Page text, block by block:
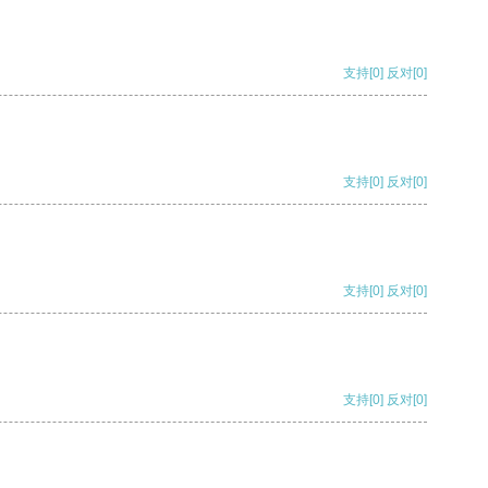
支持[0] 反对[0]
支持[0] 反对[0]
支持[0] 反对[0]
支持[0] 反对[0]